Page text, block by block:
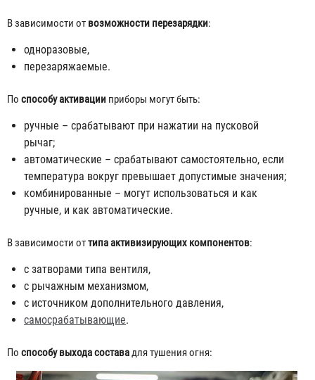
В зависимости от возможности перезарядки:
одноразовые,
перезаряжаемые.
По способу активации приборы могут быть:
ручные – срабатывают при нажатии на пусковой
рычаг;
автоматические – срабатывают самостоятельно, если
температура вокруг превышает допустимые значения;
комбинированные – могут использоваться и как
ручные, и как автоматические.
В зависимости оттипа активизирующих компонентов:
с затворами типа вентиля,
с рычажным механизмом,
с источником дополнительного давления,
самосрабатывающие.
По способу выхода составадля тушения огня: